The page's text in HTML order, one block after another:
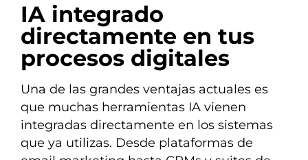
IA integrado
directamente en tus
procesos digitales
Una de las grandes ventajas actuales es
que muchas herramientas IA vienen
integradas directamente en los sistemas
que ya utilizas. Desde plataformas de